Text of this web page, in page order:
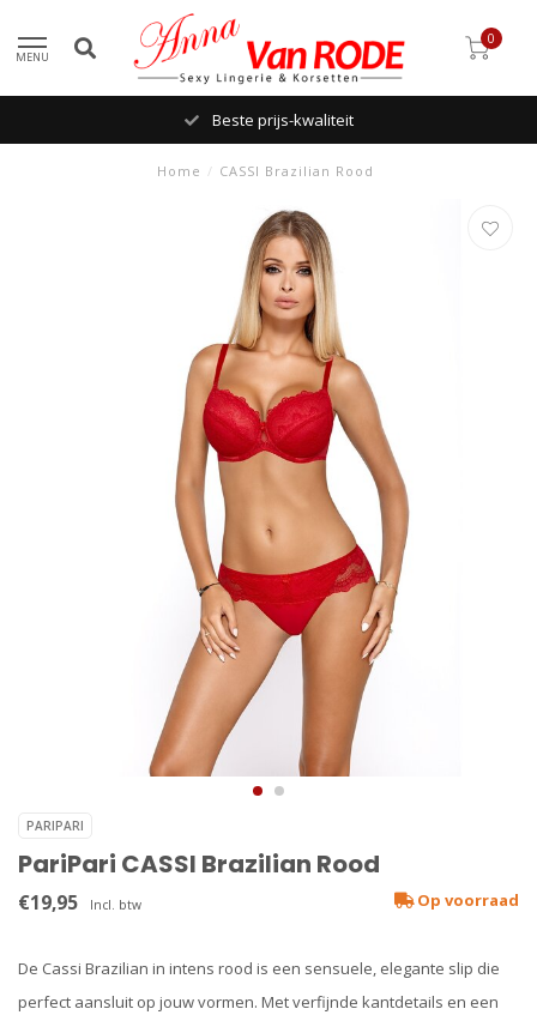
MENU
0
Beste prijs-kwaliteit
Home / CASSI Brazilian Rood
PARIPARI
PariPari CASSI Brazilian Rood
€19,95 Incl. btw Op voorraad
De Cassi Brazilian in intens rood is een sensuele, elegante slip die
perfect aansluit op jouw vormen. Met verfijnde kantdetails en een